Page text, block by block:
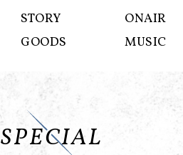
STORY ONAIR
GOODS MUSIC
SPECIAL